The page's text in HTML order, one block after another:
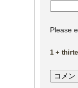
Please
1 +